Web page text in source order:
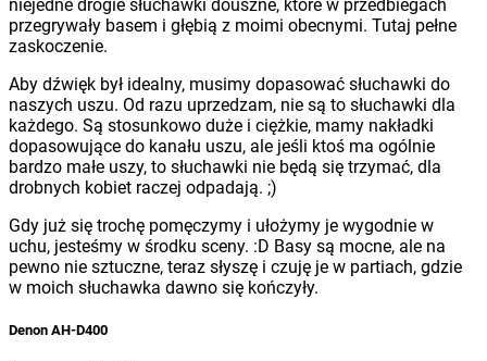
niejedne drogie słuchawki douszne, które w przedbiegach
przegrywały basem i głębią z moimi obecnymi. Tutaj pełne
zaskoczenie.
Aby dźwięk był idealny, musimy dopasować słuchawki do
naszych uszu. Od razu uprzedzam, nie są to słuchawki dla
każdego. Są stosunkowo duże i ciężkie, mamy nakładki
dopasowujące do kanału uszu, ale jeśli ktoś ma ogólnie
bardzo małe uszy, to słuchawki nie będą się trzymać, dla
drobnych kobiet raczej odpadają. ;)
Gdy już się trochę pomęczymy i ułożymy je wygodnie w
uchu, jesteśmy w środku sceny. :D Basy są mocne, ale na
pewno nie sztuczne, teraz słyszę i czuję je w partiach, gdzie
w moich słuchawka dawno się kończyły.
Denon AH-D400